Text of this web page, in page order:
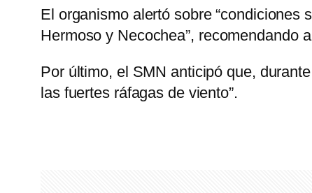
El organismo alertó sobre
Hermoso y Necochea”, recomendando
Por último, el SMN anticipó que,
las fuertes ráfagas de viento”.